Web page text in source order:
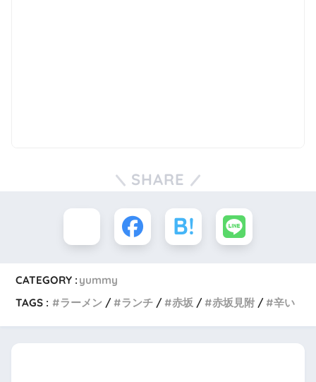
SHARE
CATEGORY : yummy
TAGS :
ラーメン ランチ 赤坂 赤坂見附 辛い